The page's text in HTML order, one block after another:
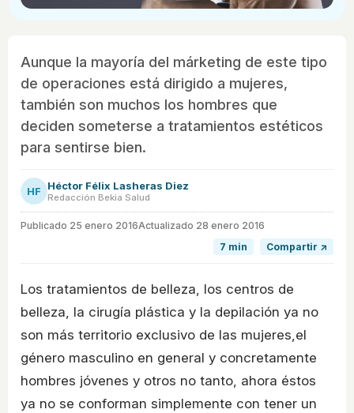
Aunque la mayoría del márketing de este tipo
de operaciones está dirigido a mujeres,
también son muchos los hombres que
deciden someterse a tratamientos estéticos
para sentirse bien.
HF Héctor Félix Lasheras Diez
Redacción Bekia Salud
Publicado 25 enero 2016Actualizado 28 enero 2016
7 min
Compartir ↗
Los tratamientos de belleza, los centros de
belleza, la cirugía plástica y la depilación ya no
son más territorio exclusivo de las mujeres,el
género masculino en general y concretamente
hombres jóvenes y otros no tanto, ahora éstos
ya no se conforman simplemente con tener un